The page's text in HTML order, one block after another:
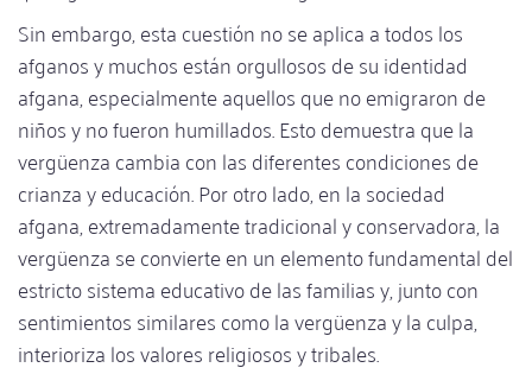
Sin embargo, esta cuestión no se aplica a todos los
afganos y muchos están orgullosos de su identidad
afgana, especialmente aquellos que no emigraron de
niños y no fueron humillados. Esto demuestra que la
vergüenza cambia con las diferentes condiciones de
crianza y educación. Por otro lado, en la sociedad
afgana, extremadamente tradicional y conservadora, la
vergüenza se convierte en un elemento fundamental del
estricto sistema educativo de las familias y, junto con
sentimientos similares como la vergüenza y la culpa,
interioriza los valores religiosos y tribales.